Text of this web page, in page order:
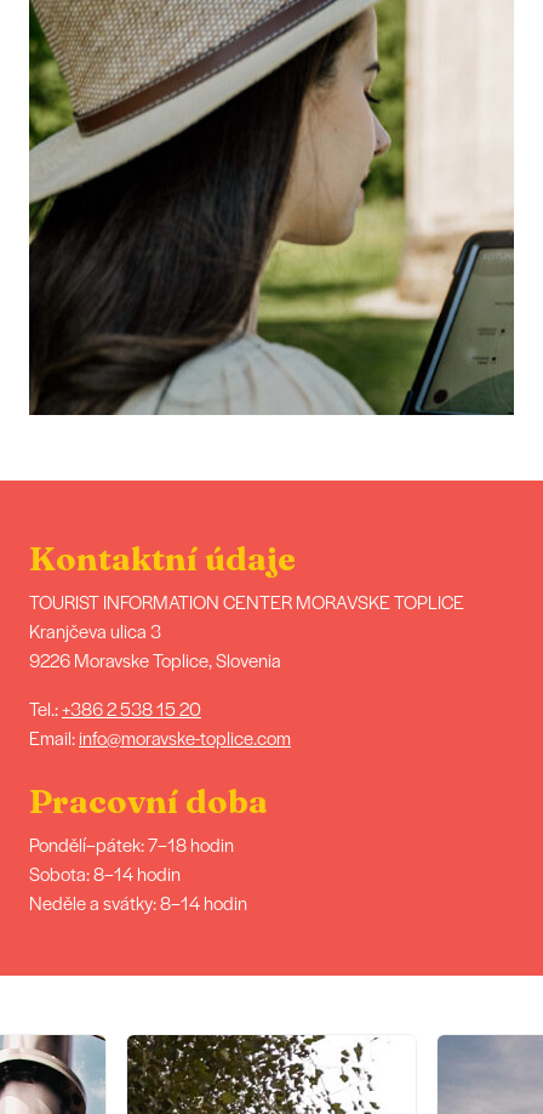
Kontaktní údaje
TOURIST INFORMATION CENTER MORAVSKE TOPLICE
Kranjčeva ulica 3
9226 Moravske Toplice, Slovenia
Tel.:+386 2 538 15 20
Email:info@moravske-toplice.com
Pracovní doba
Pondělí–pátek: 7–18 hodin
Sobota: 8–14 hodin
Neděle a svátky: 8–14 hodin